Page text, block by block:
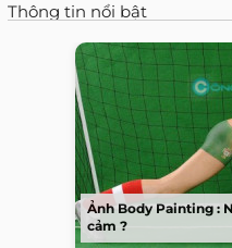
Thông tin nổi bật
Ảnh Body Painting :
cảm ?